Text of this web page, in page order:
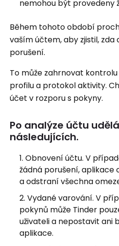
nemohou být provedeny
Během tohoto období
vaším účtem, aby zjistil, zda
porušení.
To může zahrnovat
profilu a protokol aktivity.
účet v rozporu s pokyny.
Po analýze účtu
následujících.
Obnovení účtu. V
žádná porušení,
a odstraní všechna
Vydané varování. V
pokynů může Tinder
uživateli a nepostavit ani
aplikace.